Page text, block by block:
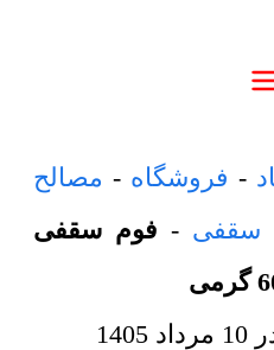
- فروشگاه - مصالح
سقفی - فوم سقفی
10 مرداد 1405